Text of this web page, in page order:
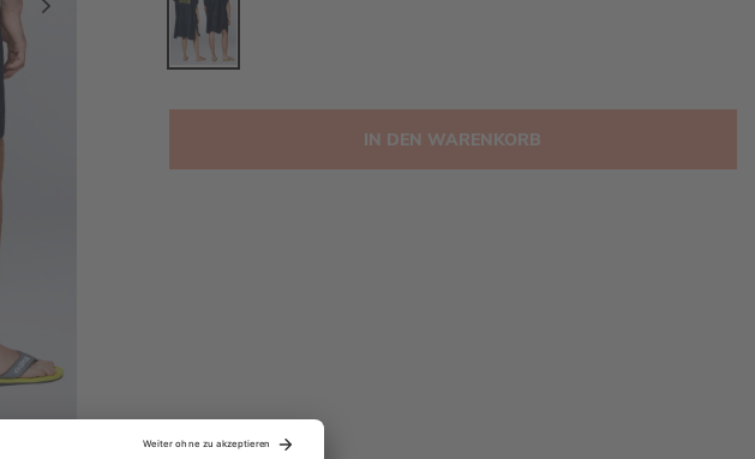
IN DEN WARENKORB